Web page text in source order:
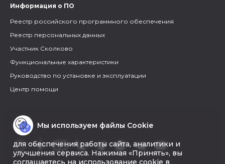
Информация о ПО
Реестр российского программного обеспечения
Реестр персональных данных
Участник Сколково
Функциональные характеристики
Руководство по установке и эксплуатации
Центр помощи
Мы используем файлы Cookie
для обеспечения работы сайта, аналитики и
улучшения сервиса. Нажимая «Принять», вы
соглашаетесь на использование cookie в